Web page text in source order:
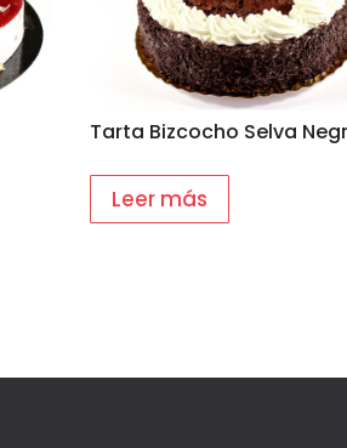
Tarta Bizcocho Selva
Leer más